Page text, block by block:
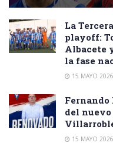
La
playoff:
Albacete
la fase
15 MAYO 2026
Fernando
del
15 MAYO 2026